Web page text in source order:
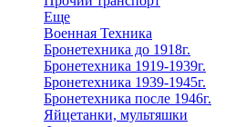
Еще
Военная Техника
Бронетехника до 1918г.
Бронетехника 1919-1939г.
Бронетехника 1939-1945г.
Бронетехника после 1946г.
Яйцетанки, мультяшки